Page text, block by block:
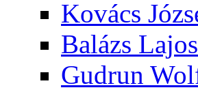
Ko­vács
Ba­lázs La­jos
Gud­run